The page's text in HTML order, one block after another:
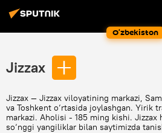
O‘zbekiston
Jizzax
Jizzax — Jizzax viloyatining markazi,
va Toshkent o‘rtasida joylashgan. Yirik
markazi. Aholisi - 185 ming kishi. Jizzax
so‘nggi yangiliklar bilan saytimizda